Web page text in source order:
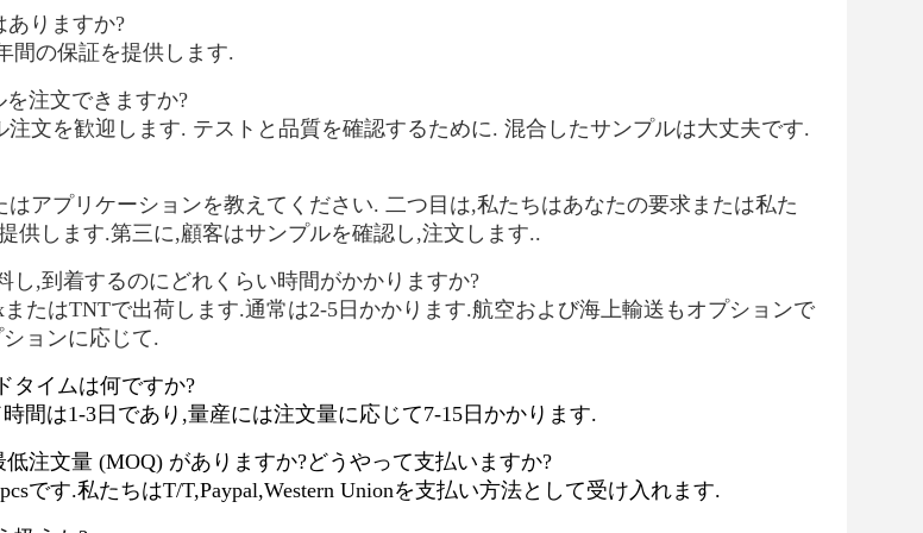
ありますか?
間の保証を提供します.
注文できますか?
文を歓迎します. テストと品質を確認するために. 混合したサンプルは大丈夫です.
アプリケーションを教えてください. 二つ目は,私たちはあなたの要求または私た
供します.第三に,顧客はサンプルを確認し,注文します..
し,到着するのにどれくらい時間がかかりますか?
またはTNTで出荷します.通常は2-5日かかります.航空および海上輸送もオプションで
ョンに応じて.
タイムは何ですか?
間は1-3日であり,量産には注文量に応じて7-15日かかります.
注文量 (MOQ) がありますか?どうやって支払いますか?
です.私たちはT/T,Paypal,Western Unionを支払い方法として受け入れます.